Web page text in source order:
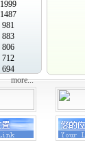
1999
1487
981
883
806
712
694
more...